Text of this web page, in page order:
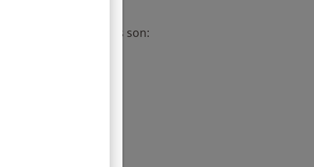
los más habituales son: